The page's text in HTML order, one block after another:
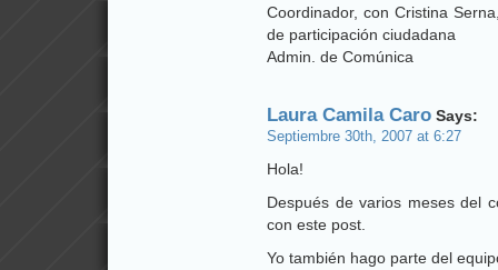
Coordinador, con Cristina
de participación ciudadana
Admin. de Comúnica
Laura Camila Caro Says:
Septiembre 30th, 2007 at 6:27
Hola!
Después de varios meses del
con este post.
Yo también hago parte del